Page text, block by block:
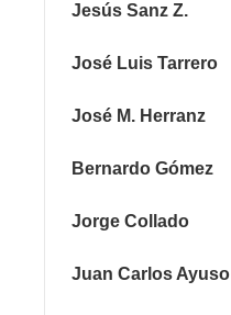
Jesús Sanz Z.
José Luis Tarrero
José M. Herranz
Bernardo Gómez
Jorge Collado
Juan Carlos Ayuso